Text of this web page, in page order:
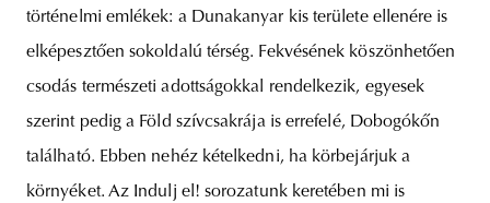
történelmi emlékek: a Dunakanyar kis területe ellenére is
elképesztően sokoldalú térség. Fekvésének köszönhetően
csodás természeti adottságokkal rendelkezik, egyesek
szerint pedig a Föld szívcsakrája is errefelé, Dobogókőn
található. Ebben nehéz kételkedni, ha körbejárjuk a
környéket. Az Indulj el! sorozatunk keretében mi is